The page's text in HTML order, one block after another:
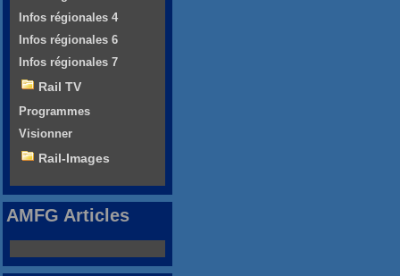
Infos régionales 4
Infos régionales 6
Infos régionales 7
Rail TV
Programmes
Visionner
Rail-Images
AMFG Articles